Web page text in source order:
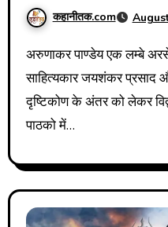
कहानीतक.com
अरुणाकर पाण्डेय एक लम्बे अरसे से विश्व में बनारस के दो कालजीवी
साहित्यकार जयशंकर प्रसाद
दृष्टिकोण के अंतर को लेकर
पाठको में…